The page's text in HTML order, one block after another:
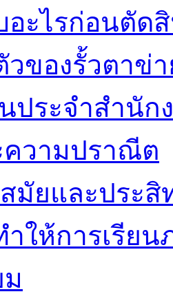
อะไรก่อนตัด
วของรั้วตาข่
ประจำสำนัก
ความปราณีต
มัยและประสิ
ำให้การเรีย